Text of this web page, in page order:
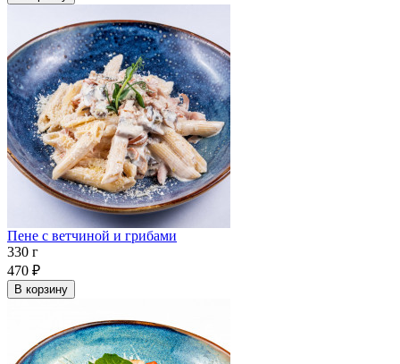
Пене с ветчиной и грибами
330 г
470 ₽
В корзину